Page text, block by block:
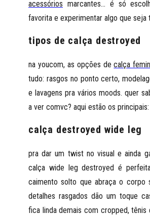
acessórios marcantes... é só
favorita e experimentar algo que seja
tipos de calça destroyed
na youcom, as opções decalça
tudo: rasgos no ponto certo,
e lavagens pra vários moods. quer
a ver comvc? aqui estão os principais:
calça destroyed wide leg
pra dar um twist no visual e ainda
calça wide leg destroyed é
caimento solto que abraça o corpo
detalhes rasgados dão um toque
fica linda demais com cropped, tênis